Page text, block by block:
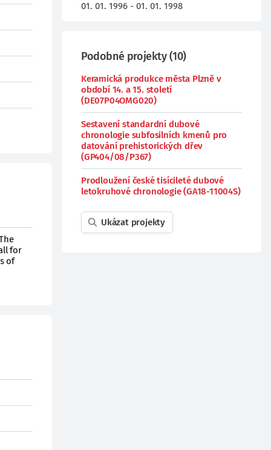
for
of
01. 01. 1996 - 01. 01. 1998
Podobné projekty(10)
Keramická produkce města Plzně v
období 14. a 15. století
(DE07P04OMG020)
Sestavení standardní dubové
chronologie subfosilních kmenů pro
datování prehistorických dřev
(GP404/08/P367)
Prodloužení české tisícileté dubové
letokruhové chronologie (GA18-11004S)
Ukázat projekty